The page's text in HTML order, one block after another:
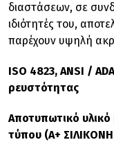
διαστάσεων, σε
ιδιότητές του,
παρέχουν υψηλή
ISO 4823, ANSI /
ρευστότητας
Αποτυπωτικό υλικό
τύπου (Α+